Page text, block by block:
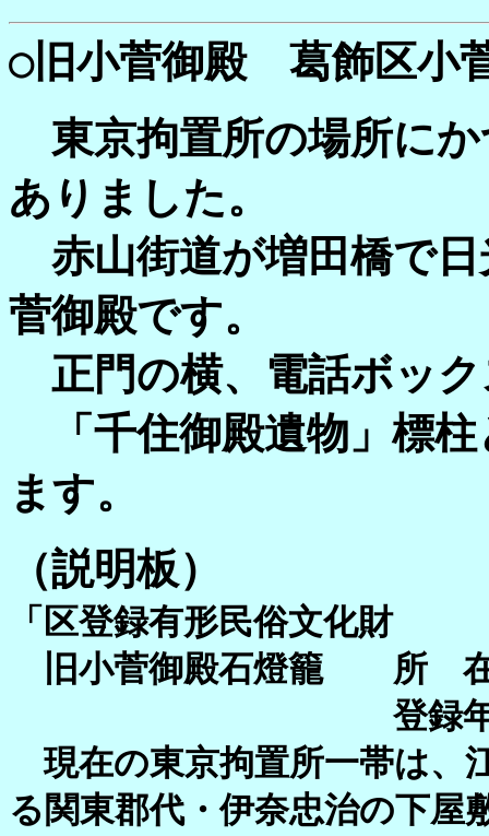
○旧小菅御殿 葛飾区小
東京拘置所の場所に
ありました。
赤山街道が増田橋で
菅御殿です。
正門の横、電話ボッ
「千住御殿遺物」標柱
ます。
（説明板）
「区登録有形民俗文化財
旧小菅御殿石燈籠 所 在
登録年月日 平
現在の東京拘置所一帯は、
る関東郡代・伊奈忠治の下屋